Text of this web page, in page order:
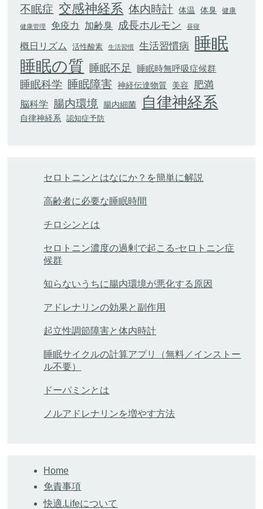
不眠症 交感神経系 体内時計 体温 体臭 健康
健康管理 免疫力 加齢臭 成長ホルモン 昼寝
概日リズム 活性酸素 生活習慣 生活習慣病 睡眠
睡眠の質 睡眠不足 睡眠時無呼吸症候群
睡眠科学 睡眠障害 神経伝達物質 美容 肥満
脳科学 腸内環境 腸内細菌 自律神経系
自律神経系 認知症予防
セロトニンとはなにか？を簡単に解説
高齢者に必要な睡眠時間
チロシンとは
セロトニン濃度の過剰で起こる-セロトニン症
候群
知らないうちに腸内環境が悪化する原因
アドレナリンの効果と副作用
起立性調節障害と体内時計
睡眠サイクルの計算アプリ（無料／インストー
ル不要）
ドーパミンとは
ノルアドレナリンを増やす方法
Home
免責事項
快適.Lifeについて